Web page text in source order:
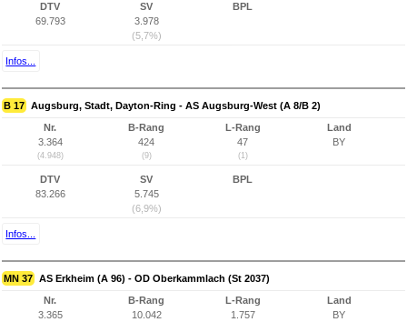
DTV
69.793
SV
3.978
(5,7%)
BPL
Infos...
B 17 Augsburg, Stadt, Dayton-Ring - AS Augsburg-West (A 8/B 2)
Nr.
3.364
(4.948)
B-Rang
424
(9)
L-Rang
47
(1)
Land
BY
DTV
83.266
SV
5.745
(6,9%)
BPL
Infos...
MN 37 AS Erkheim (A 96) - OD Oberkammlach (St 2037)
Nr.
3.365
B-Rang
10.042
L-Rang
1.757
Land
BY